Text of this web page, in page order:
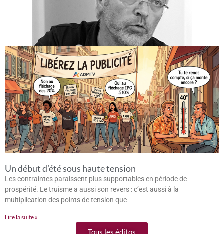
Un début d’été sous haute tension
Les contraintes paraissent plus supportables en période de
prospérité. Le truisme a aussi son revers : c’est aussi à la
multiplication des points de tension que
Lire la suite »
Tous les éditos